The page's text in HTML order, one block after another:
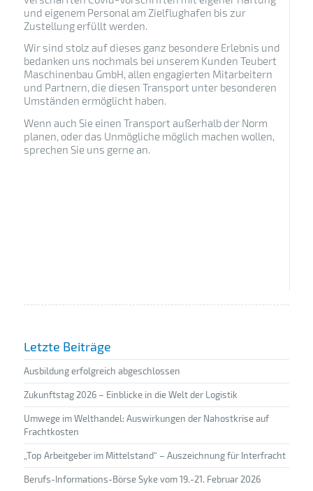
und eigenem Personal am Zielflughafen bis zur
Zustellung erfüllt werden.
Wir sind stolz auf dieses ganz besondere Erlebnis und
bedanken uns nochmals bei unserem Kunden Teubert
Maschinenbau GmbH, allen engagierten Mitarbeitern
und Partnern, die diesen Transport unter besonderen
Umständen ermöglicht haben.
Wenn auch Sie einen Transport außerhalb der Norm
planen, oder das Unmögliche möglich machen wollen,
sprechen Sie uns gerne an.
Letzte Beiträge
Ausbildung erfolgreich abgeschlossen
Zukunftstag 2026 – Einblicke in die Welt der Logistik
Umwege im Welthandel: Auswirkungen der Nahostkrise auf
Frachtkosten
„Top Arbeitgeber im Mittelstand“ – Auszeichnung für Interfracht
Berufs-Informations-Börse Syke vom 19.-21. Februar 2026